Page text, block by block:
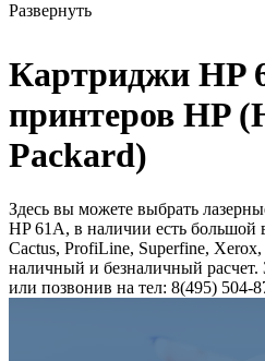
Развернуть
Картриджи HP
принтеров HP
Packard)
Здесь вы можете выбрать
HP 61A, в наличии есть большой
Cactus, ProfiLine, Superfine, Xerox,
наличный и безналичный расчет.
или позвонив на тел: 8(495) 504-